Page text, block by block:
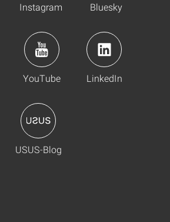
Instagram Bluesky
YouTube LinkedIn
USUS-Blog